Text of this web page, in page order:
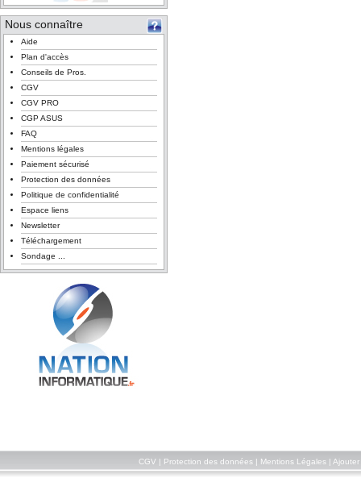
Nous connaître
Aide
Plan d'accès
Conseils de Pros.
CGV
CGV PRO
CGP ASUS
FAQ
Mentions légales
Paiement sécurisé
Protection des données
Politique de confidentialité
Espace liens
Newsletter
Téléchargement
Sondage ...
CGV Protection des données| Mentions Légales| Ajouter